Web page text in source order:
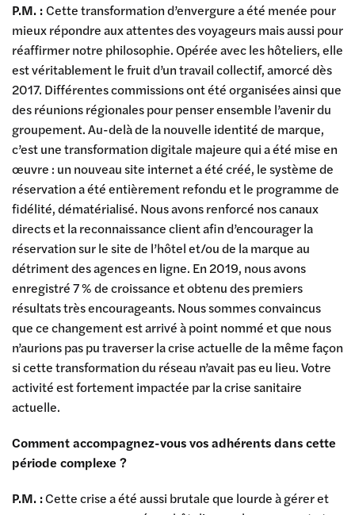
P.M. :Cette transformation d’envergure a été menée pour
mieux répondre aux attentes des voyageurs mais aussi pour
réaffirmer notre philosophie. Opérée avec les hôteliers, elle
est véritablement le fruit d’un travail collectif, amorcé dès
2017. Différentes commissions ont été organisées ainsi que
des réunions régionales pour penser ensemble l’avenir du
groupement. Au-delà de la nouvelle identité de marque,
c’est une transformation digitale majeure qui a été mise en
œuvre : un nouveau site internet a été créé, le système de
réservation a été entièrement refondu et le programme de
fidélité, dématérialisé. Nous avons renforcé nos canaux
directs et la reconnaissance client afin d’encourager la
réservation sur le site de l’hôtel et/ou de la marque au
détriment des agences en ligne. En 2019, nous avons
enregistré 7 % de croissance et obtenu des premiers
résultats très encourageants. Nous sommes convaincus
que ce changement est arrivé à point nommé et que nous
n’aurions pas pu traverser la crise actuelle de la même façon
si cette transformation du réseau n’avait pas eu lieu. Votre
activité est fortement impactée par la crise sanitaire
actuelle.
Comment accompagnez-vous vos adhérents dans cette
période complexe ?
P.M. :Cette crise a été aussi brutale que lourde à gérer et